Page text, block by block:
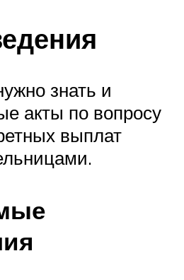
знать и
акты по вопросу
выплат